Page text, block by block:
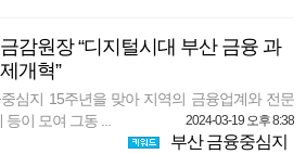
감원장 “디지털시대 부산 금융 과
개혁”
심지 15주년을 맞아 지역의 금융업계와 전문
이 모여 그동 ...
2024-03-19 오후 8:38
부산 금융중심지